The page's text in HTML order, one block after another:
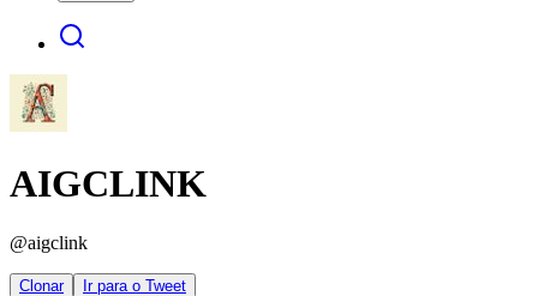
AIGCLINK
@aigclink
Clonar Ir para o Tweet